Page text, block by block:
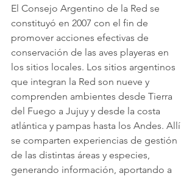
El Consejo Argentino de la Red se
constituyó en 2007 con el fin de
promover acciones efectivas de
conservación de las aves playeras en
los sitios locales. Los sitios argentinos
que integran la Red son nueve y
comprenden ambientes desde Tierra
del Fuego a Jujuy y desde la costa
atlántica y pampas hasta los Andes. Allí
se comparten experiencias de gestión
de las distintas áreas y especies,
generando información, aportando a